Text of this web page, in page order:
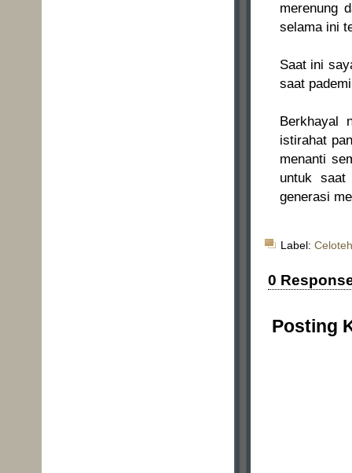
merenung
selama ini
Saat ini
saat
Berkhayal
istirahat
menanti
untuk
generasi
Label:
0
Posting